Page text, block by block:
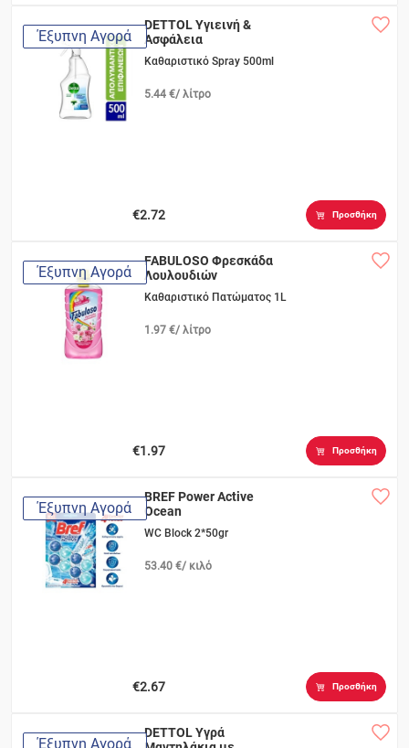
Έξυπνη Αγορά
DETTOL Υγιεινή &
Ασφάλεια
Καθαριστικό Spray 500ml
5.44 €/ λίτρο
€2.72 Προσθήκη
Έξυπνη Αγορά
FABULOSO Φρεσκάδα
Λουλουδιών
Καθαριστικό Πατώματος 1L
1.97 €/ λίτρο
€1.97 Προσθήκη
Έξυπνη Αγορά
BREF Power Active
Ocean
WC Block 2*50gr
53.40 €/ κιλό
€2.67 Προσθήκη
Έξυπνη Αγορά
DETTOL Υγρά